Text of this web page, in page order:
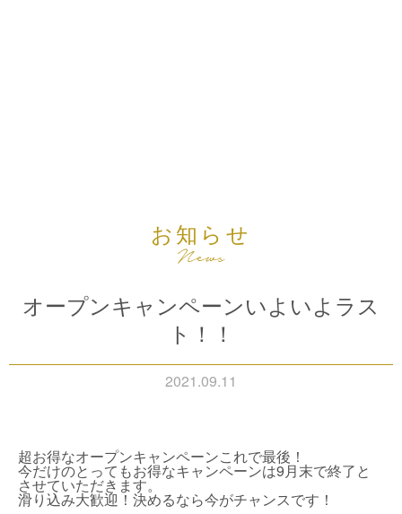
お知らせ
オープンキャンペーンいよいよラス
ト！！
2021.09.11
超お得なオープンキャンペーンこれで最後！
今だけのとってもお得なキャンペーンは9月末で終了と
させていただきます。
滑り込み大歓迎！決めるなら今がチャンスです！